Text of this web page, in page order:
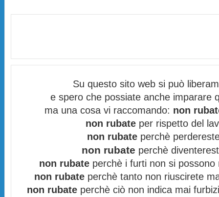
Su questo sito web si può
e spero che possiate anche imparare
ma una cosa vi raccomando: non
non rubate per rispetto del
non rubate perchè
non rubate perchè
non rubate perchè i furti non si
non rubate perchè tanto non riuscirete
non rubate perchè ciò non indica mai